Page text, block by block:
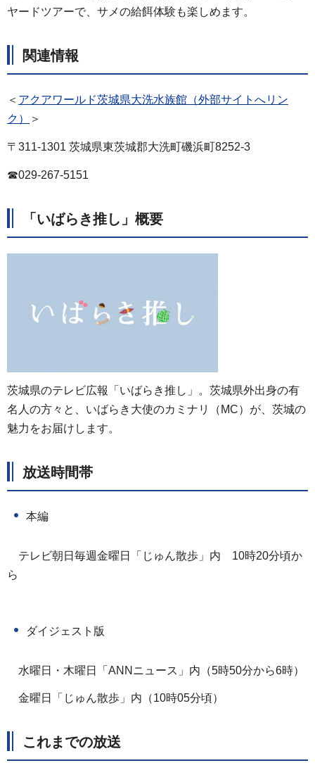
ヤードツアーで、サメの給餌体験も楽しめます。
関連情報
＜ アクアワールド茨城県大洗水族館（外部サイトへリン
ク）
＞
〒311-1301 茨城県東茨城郡大洗町磯浜町8252-3
☎029-267-5151
「いばらき推し」概要
茨城県のテレビ広報「いばらき推し」。茨城県外出身の有
名人の方々と、いばらき大使のカミナリ（MC）が、茨城の
魅力をお届けします。
放送時間帯
本編
テレビ朝日毎週金曜日「じゅん散歩」内 10時20分頃か
ら
ダイジェスト版
水曜日・木曜日「ANNニュース」内（5時50分から6時）
金曜日「じゅん散歩」内（10時05分頃）
これまでの放送